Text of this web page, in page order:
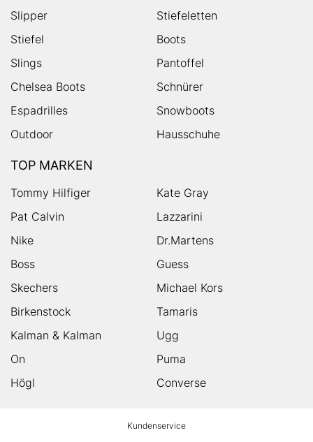
Slipper
Stiefeletten
Stiefel
Boots
Slings
Pantoffel
Chelsea Boots
Schnürer
Espadrilles
Snowboots
Outdoor
Hausschuhe
TOP MARKEN
Tommy Hilfiger
Kate Gray
Pat Calvin
Lazzarini
Nike
Dr.Martens
Boss
Guess
Skechers
Michael Kors
Birkenstock
Tamaris
Kalman & Kalman
Ugg
On
Puma
Högl
Converse
Kundenservice